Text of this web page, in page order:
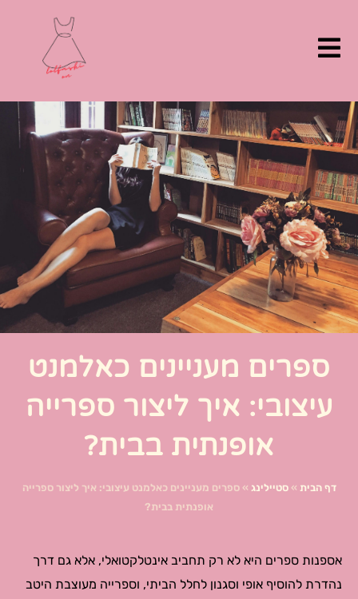
ספרים מעניינים כאלמנט
עיצובי: איך ליצור ספרייה
אופנתית בבית?
דף הבית »סטיילינג »ספרים מעניינים כאלמנט עיצובי: איך ליצור ספרייה
אופנתית בבית?
אספנות ספרים היא לא רק תחביב אינטלקטואלי, אלא גם דרך
נהדרת להוסיף אופי וסגנון לחלל הביתי, וספרייה מעוצבת היטב